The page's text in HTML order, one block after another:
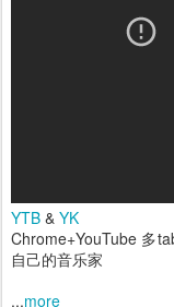
YTB & YK
Chrome+YouTube 多
自己的音乐家
...more